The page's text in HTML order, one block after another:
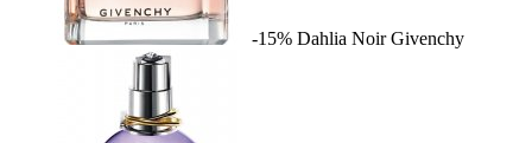
-15% Dahlia Noir Givenchy